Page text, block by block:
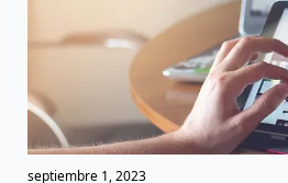
septiembre 1, 2023